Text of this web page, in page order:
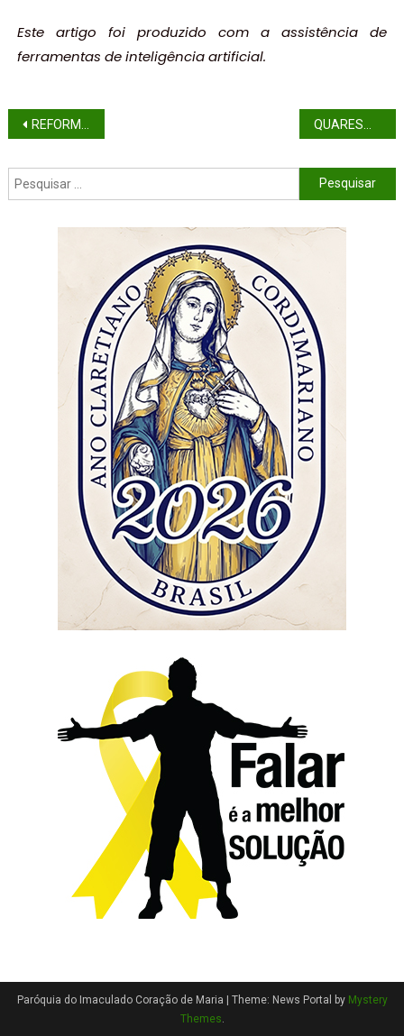
Este artigo foi produzido com a assistência de
ferramentas de inteligência artificial.
REFORMA EXTERNA DA IGREJA
Paróquia do Imaculado Coração de Maria | Theme: News Portal by Mystery
Themes